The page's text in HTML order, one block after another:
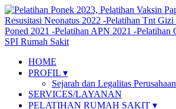
HOME
PROFIL ▾
Sejarah dan Legalitas Perusahaan
SERVICES/LAYANAN
PELATIHAN RUMAH SAKIT ▾